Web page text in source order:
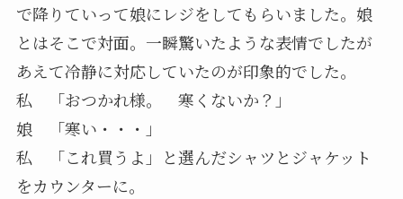
で降りていって娘にレジをしてもらいました。娘
とはそこで対面。一瞬驚いたような表情でしたが
あえて冷静に対応していたのが印象的でした。
私 「おつかれ様。 寒くないか？」
娘 「寒い・・・」
私 「これ買うよ」と選んだシャツとジャケット
をカウンターに。